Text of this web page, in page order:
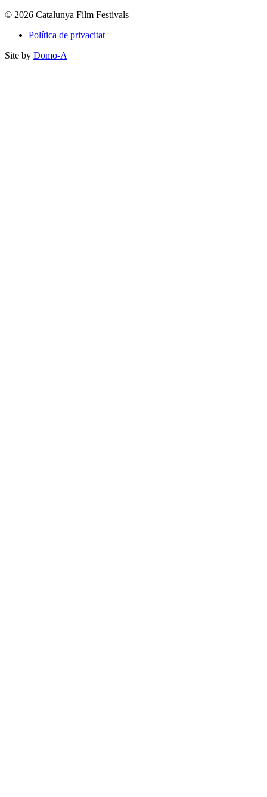
© 2026 Catalunya Film Festivals
Política de privacitat
Site by Domo-A